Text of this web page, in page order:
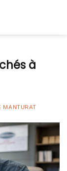
à
MANTURAT